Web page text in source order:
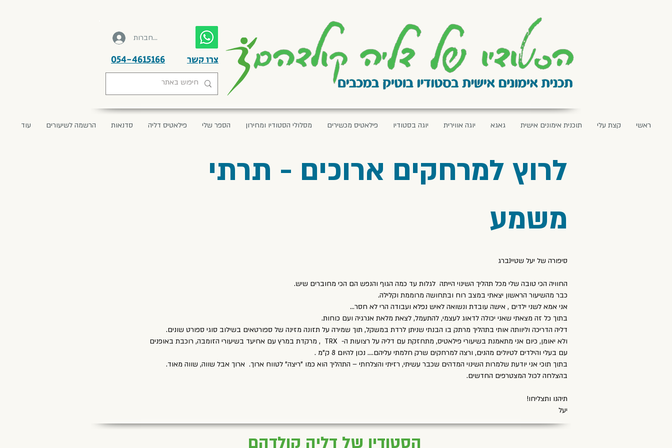
להתחברות
054-4615166 צרו קשר
ראשי קצת עלי תוכנית אימונים אישית גאגא יוגה אווירית יוגה בסטודיו פילאטיס מכשירים מסלולי הסטודיו ומחירון הספר שלי פילאטיס דליה סדנאות הרשמה לשיעורים עוד
לרוץ למרחקים ארוכים - תרתי
משמע
סיפורה של יעל שטיינברג
החוויה הכי טובה שלי מכל תהליך השינוי הייתה לגלות עד כמה הגוף והנפש הם הכי מחוברים שיש.
כבר מהשיעור הראשון יצאתי במצב רוח ובתחושה מרוממת וקלילה.
אני אמא לשני ילדים , אישה עובדת ונשואה לאיש נפלא ועבודה הרי לא חסר...
בתוך כל זה מצאתי שאני יכולה לדאוג לעצמי, להתעמל, לצאת מלאת אנרגיה ועם כוחות.
דליה הדריכה וליוותה אותי בתהליך מרתק בו הבנתי שניתן לרדת במשקל, תוך שמירה על תזונה מזינה של ספורטאים בשילוב סוגי ספורט שונים.
ולא יאומן, כיום אני מתאמנת בשיעורי פילאטיס, מתחזקת עם דליה על רצועות ה- TRX , מרקדת במרץ עם אחיעד בשיעורי הזומבה, רוכבת באופנים
עם בעלי והילדים לטיולים מהנים, ורצה למרחקים שרק חלמתי עליהם.... נכון להיום 8 ק"מ .
בתוך תוכי אני יודעת שלמרות השינוי המדהים שכבר עשיתי, רזיתי והצלחתי – התהליך הוא כמו "ריצה" לטווח ארוך. ארוך אבל שווה, שווה מאוד.
בהצלחה לכול המצטרפים החדשים.
תיהנו ותצליחו!
יעל
הסטודיו של דליה קולדהם